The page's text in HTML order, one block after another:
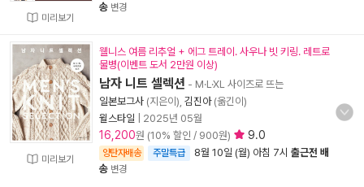
미리보기
송 변경
미리보기
웰니스 여름 리추얼 + 에그 트레이. 사우나 빗 키링. 레트로
물병(이벤트 도서 2만원 이상)
남자 니트 셀렉션 - M·L·XL 사이즈로 뜨는
일본보그사 (지은이), 김진아(옮긴이)
윌스타일
2025년 05월
16,200원 (10% 할인 / 900원) 9.0
양탄자배송 주말특급 8월 10일 (월) 아침 7시 출근전 배
송 변경